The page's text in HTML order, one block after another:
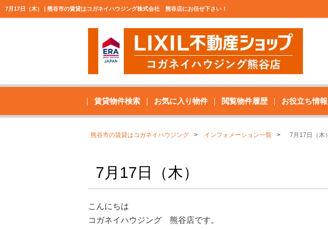
7月17日（木） | 熊谷市の賃貸はコガネイハウジング株式会社 熊谷店にお任せ下さい！
賃貸物件検索 お気に入り物件 閲覧物件履歴 お役立ち情報
熊谷市の賃貸はコガネイハウジング インフォメーション一覧 7月17日（木）
7月17日（木）
こんにちは
コガネイハウジング 熊谷店です。